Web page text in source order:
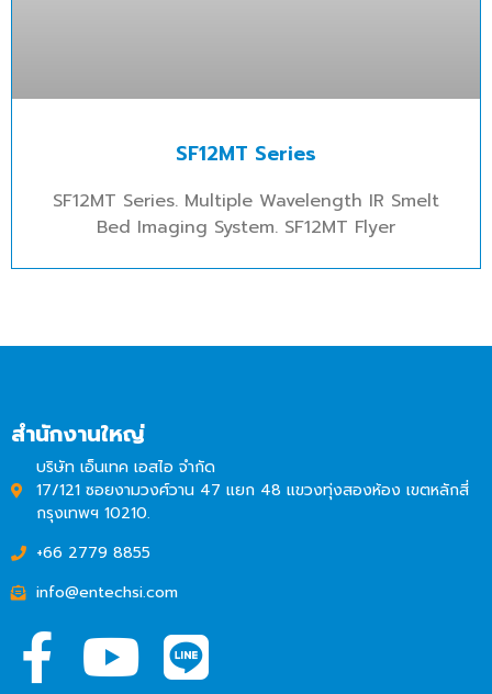
SF12MT Series
SF12MT Series. Multiple Wavelength IR Smelt
Bed Imaging System. SF12MT Flyer
สำนักงานใหญ่
บริษัท เอ็นเทค เอสไอ จำกัด
17/121 ซอยงามวงศ์วาน 47 แยก 48 แขวงทุ่งสองห้อง เขตหลักสี่
กรุงเทพฯ 10210.
+66 2779 8855
info@entechsi.com